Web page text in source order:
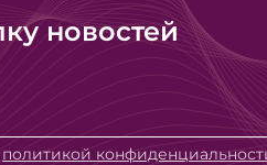
новостей
политикой